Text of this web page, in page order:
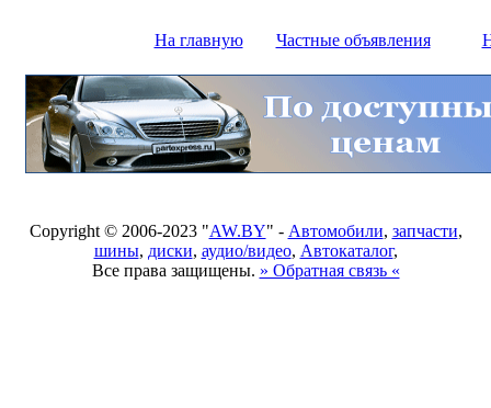
На главную Частные объявления
Copyright © 2006-2023 "AW.BY" - Автомобили, запчасти,
шины, диски, аудио/видео, Автокаталог,
Все права защищены. » Обратная связь «